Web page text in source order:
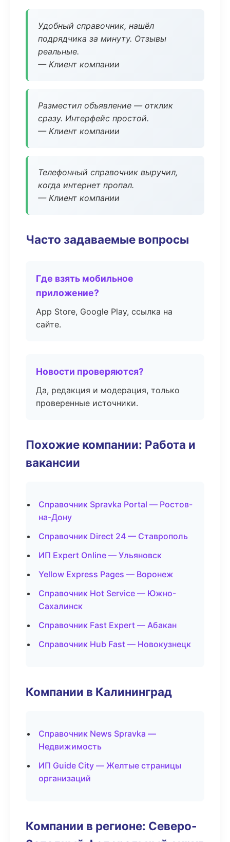
Удобный справочник, нашёл
подрядчика за минуту. Отзывы
реальные.
— Клиент компании
Разместил объявление — отклик
сразу. Интерфейс простой.
— Клиент компании
Телефонный справочник выручил,
когда интернет пропал.
— Клиент компании
Часто задаваемые вопросы
Где взять мобильное
приложение?
App Store, Google Play, ссылка на
сайте.
Новости проверяются?
Да, редакция и модерация, только
проверенные источники.
Похожие компании: Работа и
вакансии
Справочник Spravka Portal — Ростов-
на-Дону
Справочник Direct 24 — Ставрополь
ИП Expert Online — Ульяновск
Yellow Express Pages — Воронеж
Справочник Hot Service — Южно-
Сахалинск
Справочник Fast Expert — Абакан
Справочник Hub Fast — Новокузнецк
Компании в Калининград
Справочник News Spravka —
Недвижимость
ИП Guide City — Желтые страницы
организаций
Компании в регионе: Северо-